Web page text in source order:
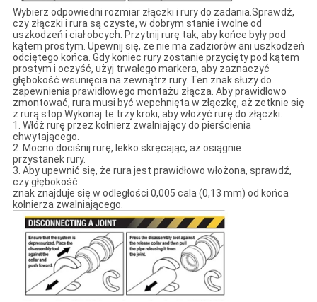
Wybierz odpowiedni rozmiar złączki i rury do zadania.Sprawdź,
czy złączki i rura są czyste, w dobrym stanie i wolne od
uszkodzeń i ciał obcych. Przytnij rurę tak, aby końce były pod
kątem prostym. Upewnij się, że nie ma zadziorów ani uszkodzeń
odciętego końca. Gdy koniec rury zostanie przycięty pod kątem
prostym i oczyść, użyj trwałego markera, aby zaznaczyć
głębokość wsunięcia na zewnątrz rury. Ten znak służy do
zapewnienia prawidłowego montażu złącza. Aby prawidłowo
zmontować, rura musi być wepchnięta w złączkę, aż zetknie się
z rurą stop.Wykonaj te trzy kroki, aby włożyć rurę do złączki.
1. Włóż rurę przez kołnierz zwalniający do pierścienia
chwytającego.
2. Mocno dociśnij rurę, lekko skręcając, aż osiągnie
przystanek rury.
3. Aby upewnić się, że rura jest prawidłowo włożona, sprawdź,
czy głębokość
znak znajduje się w odległości 0,005 cala (0,13 mm) od końca
kołnierza zwalniającego.